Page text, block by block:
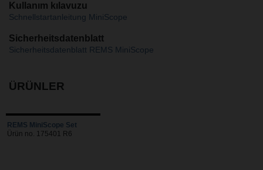
Kullanım kılavuzu
Schnellstartanleitung MiniScope
Sicherheitsdatenblatt
Sicherheitsdatenblatt REMS MiniScope
ÜRÜNLER
REMS MiniScope Set
Ürün no. 175401 R6